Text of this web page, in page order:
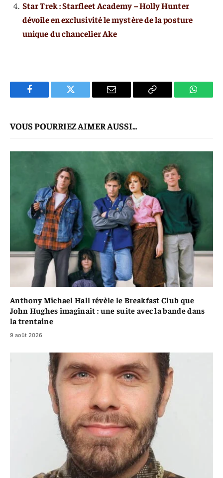
Star Trek : Starfleet Academy – Holly Hunter
dévoile en exclusivité le mystère de la posture
unique du chancelier Ake
Facebook Twitter
E-
Copier
VOUS POURRIEZ AIMER AUSSI...
Anthony Michael Hall révèle le Breakfast Club que
John Hughes imaginait : une suite avec la bande dans
la trentaine
9 août 2026